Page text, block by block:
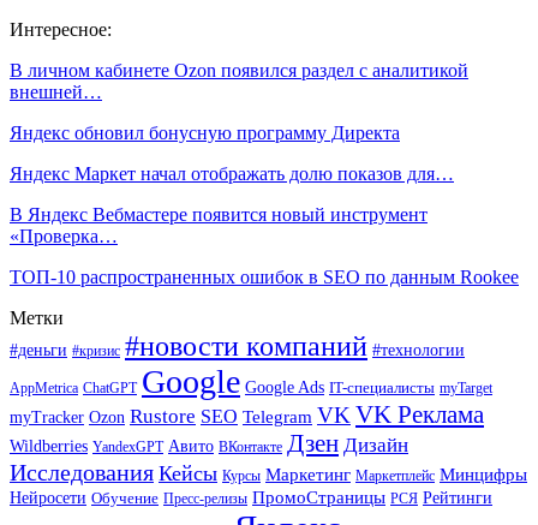
Интересное:
В личном кабинете Ozon появился раздел с аналитикой
внешней…
Яндекс обновил бонусную программу Директа
Яндекс Маркет начал отображать долю показов для…
В Яндекс Вебмастере появится новый инструмент
«Проверка…
ТОП-10 распространенных ошибок в SEO по данным Rookee
Метки
#деньги #кризис #новости компаний #технологии
AppMetrica ChatGPT Google Google Ads IT-специалисты myTarget
myTracker Ozon Rustore SEO Telegram VK VK Реклама
Wildberries YandexGPT Авито ВКонтакте Дзен Дизайн
Исследования Кейсы Курсы Маркетинг Маркетплейс Минцифры
Нейросети Обучение Пресс-релизы ПромоСтраницы РСЯ Рейтинги